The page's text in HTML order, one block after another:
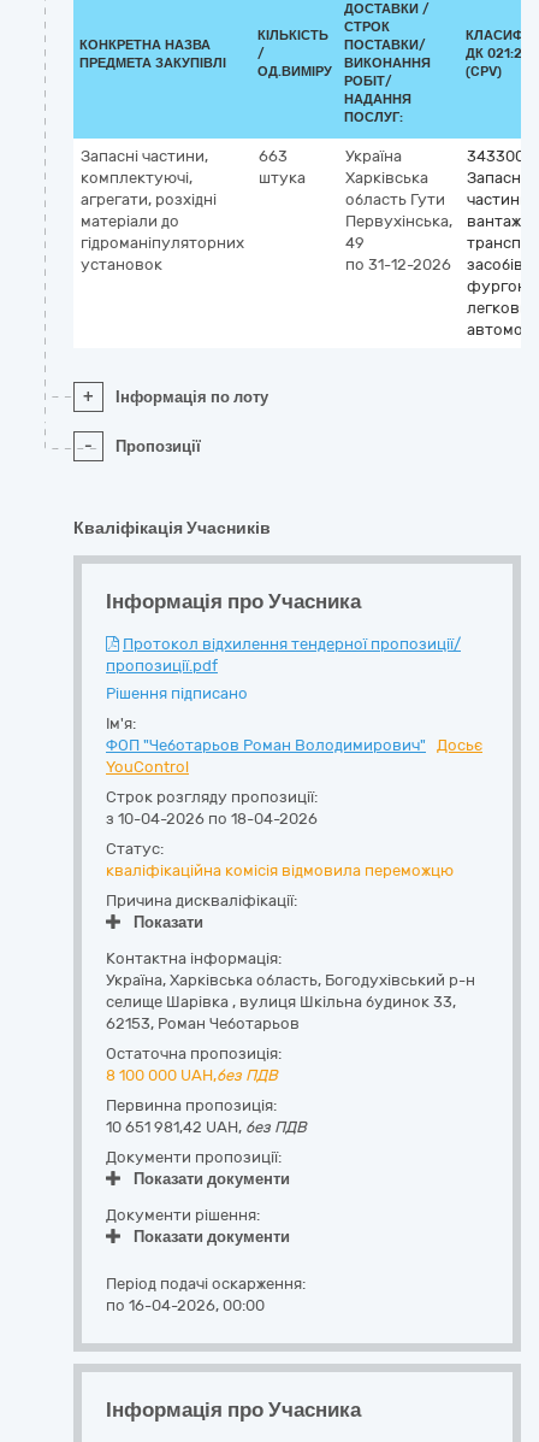
КОНКРЕТНА НАЗВА
ПРЕДМЕТА ЗАКУПІВЛІ
КІЛЬКІСТЬ
/
ОД.ВИМІРУ
ДОСТАВКИ /
СТРОК
ПОСТАВКИ/
ВИКОНАННЯ
РОБІТ/
НАДАННЯ
ПОСЛУГ:
ДК
(CPV)
Запасні частини,
комплектуючі,
агрегати, розхідні
матеріали до
гідроманіпуляторних
установок
663
штука
Україна
Харківська
область Гути
Первухінська,
49
по 31-12-2026
Запасні
частини
засобів,
легкових
+ Інформація по лоту
- Пропозиції
Кваліфікація Учасників
Інформація про Учасника
Протокол відхилення тендерної пропозиції/
пропозиції.pdf
Рішення підписано
Ім'я:
ФОП "Чеботарьов Роман Володимирович"
Досьє
YouControl
Строк розгляду пропозиції:
з 10-04-2026 по 18-04-2026
Статус:
кваліфікаційна комісія відмовила переможцю
Причина дискваліфікації:
Показати
Контактна інформація:
Україна, Харківська область, Богодухівський р-н
селище Шарівка , вулиця Шкільна будинок 33,
62153, Роман Чеботарьов
Остаточна пропозиція:
8 100 000 UAH,без ПДВ
Первинна пропозиція:
10 651 981,42 UAH, без ПДВ
Документи пропозиції:
Показати документи
Документи рішення:
Показати документи
Період подачі оскарження:
по 16-04-2026, 00:00
Інформація про Учасника